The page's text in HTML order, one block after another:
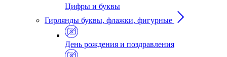
Цифры и буквы
Гирлянды буквы, флажки, фигурные
День рождения и поздравления